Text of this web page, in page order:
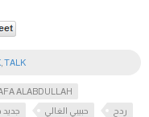
TALK
ALABDULLAH
جديد حبيبي الغالي
ردح